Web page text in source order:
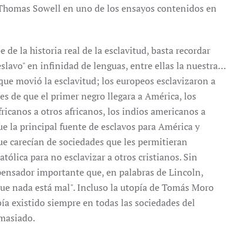
Sowell en uno de los ensayos contenidos en
de la historia real de la esclavitud, basta recordar
en infinidad de lenguas, entre ellas la nuestra…
movió la esclavitud; los europeos esclavizaron a
de que el primer negro llegara a América, los
a otros africanos, los indios americanos a
la principal fuente de esclavos para América y
carecían de sociedades que les permitieran
para no esclavizar a otros cristianos. Sin
importante que, en palabras de Lincoln,
nada está mal". Incluso la utopía de Tomás Moro
existido siempre en todas las sociedades del